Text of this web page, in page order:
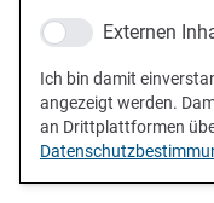
Externen
Ich bin damit
angezeigt werden.
an Drittplattformen